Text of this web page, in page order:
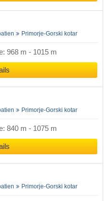
Primorje-Gorski kotar
968 m - 1015 m
Primorje-Gorski kotar
840 m - 1075 m
Primorje-Gorski kotar